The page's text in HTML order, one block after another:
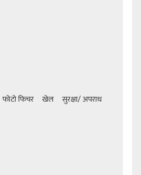
फोटो फिचर खेल
सुरक्षा/ अपराध